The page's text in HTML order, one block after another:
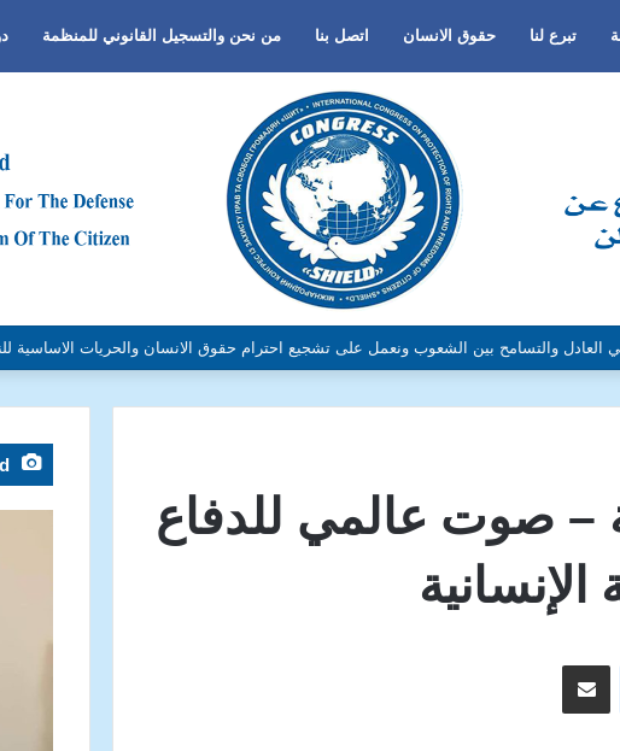
تبرع لنا حقوق الانسان اتصل بنا من نحن والتسجيل القانوني للمنظمة
أو اللغة أو الدين وتفعيل لغة الحوار والتعايش السلمي ونبذ العنف والتطرف والتمييز
– صوت عالمي للدفاع
ماسنجر مشاركة عبر البريد